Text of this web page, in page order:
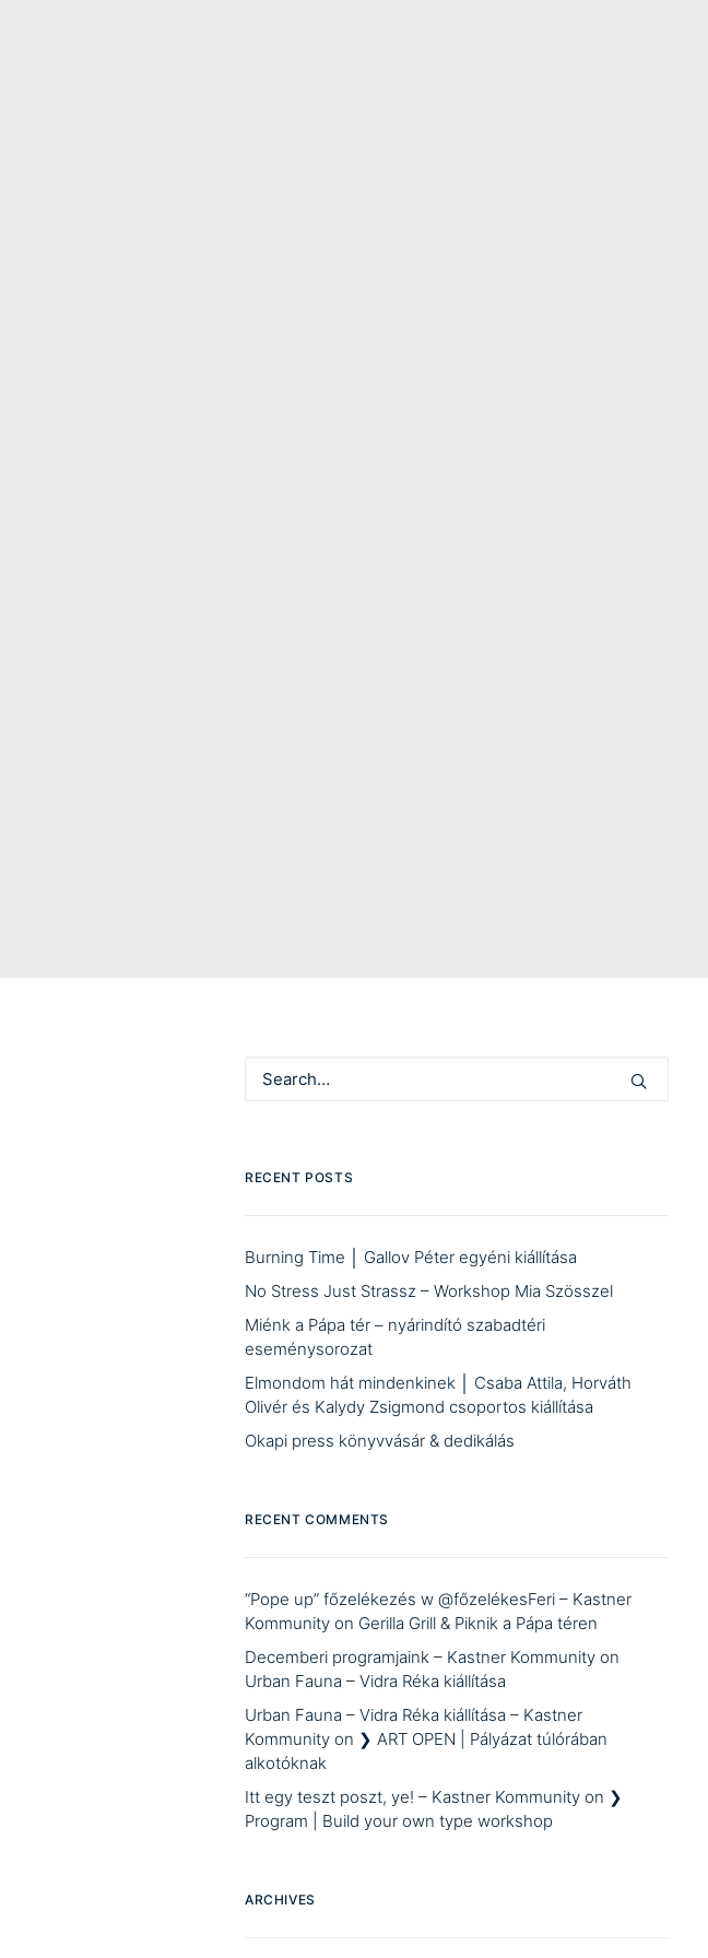
RECENT POSTS
Burning Time │ Gallov Péter egyéni kiállítása
No Stress Just Strassz – Workshop Mia Szösszel
Miénk a Pápa tér – nyárindító szabadtéri
eseménysorozat
Elmondom hát mindenkinek │ Csaba Attila, Horváth
Olivér és Kalydy Zsigmond csoportos kiállítása
Okapi press könyvvásár & dedikálás
RECENT COMMENTS
“Pope up” főzelékezés w @főzelékesFeri – Kastner
Kommunity on Gerilla Grill & Piknik a Pápa téren
Decemberi programjaink – Kastner Kommunity on
Urban Fauna – Vidra Réka kiállítása
Urban Fauna – Vidra Réka kiállítása – Kastner
Kommunity on ❯ ART OPEN | Pályázat túlórában
alkotóknak
Itt egy teszt poszt, ye! – Kastner Kommunity on ❯
Program | Build your own type workshop
ARCHIVES